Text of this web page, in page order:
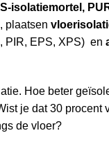
isolatiemortel,
plaatsen
PIR, EPS, XPS) en
Hoe beter
je dat 30 procent
de vloer?